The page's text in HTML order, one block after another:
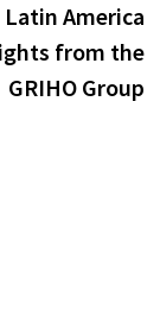
America
from the
GRIHO Group